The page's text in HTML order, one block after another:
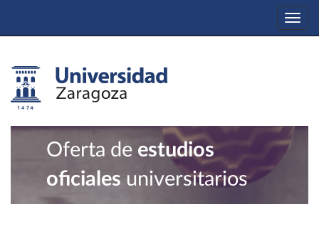
Oferta de estudios
oficiales universitarios